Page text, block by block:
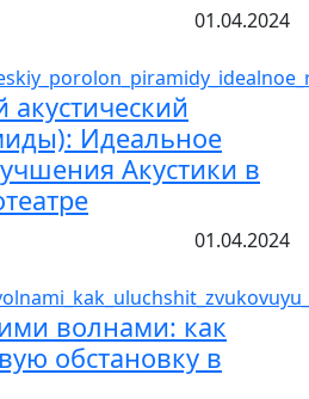
01.04.2024
Идеальное
Акустики в
01.04.2024
волнами: как
обстановку в